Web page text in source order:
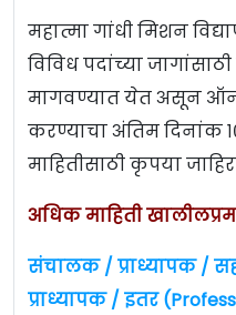
महात्मा गांधी मिशन
विविध पदांच्या
मागवण्यात येत असून
करण्याचा अंतिम दिनांक
माहितीसाठी कृपया
अधिक माहिती
संचालक / प्राध्यापक /
प्राध्यापक / इतर